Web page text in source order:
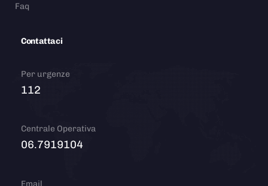
Faq
Contattaci
Per urgenze
112
Centrale Operativa
06.7919104
Email